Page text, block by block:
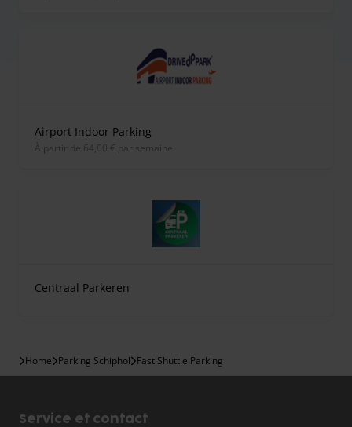
Airport Indoor Parking
À partir de 64,00 € par semaine
Centraal Parkeren
Home Parking Schiphol Fast Shuttle Parking
Service et contact